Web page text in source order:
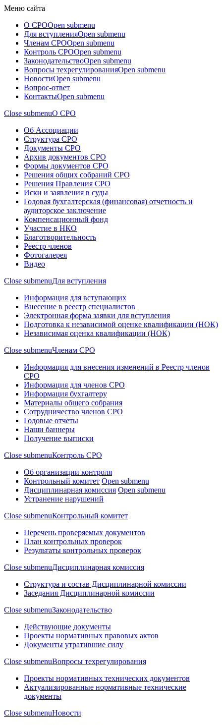
Меню сайта
О СРОOpen submenu
Для вступленияOpen submenu
Членам СРОOpen submenu
Контроль СРОOpen submenu
ЗаконодательствоOpen submenu
Вопросы техрегулированияOpen submenu
НовостиOpen submenu
Вопрос-ответ
КонтактыOpen submenu
Close submenuО СРО
Об Ассоциации
Структура СРО
Документы СРО
Архив документов СРО
Формы документов СРО
Решения общих собраний СРО
Решения Правления СРО
Иски и заявления в суды
Годовая бухгалтерская (финансовая) отчетность и
аудиторское заключение
Компенсационный фонд
Участие в НКО
Благотворительность
Реестр членов
Фотогалерея
Видео
Close submenuДля вступления
Информация для вступающих
Внесение в реестр специалистов
Электронная форма заявки для вступления
Подготовка к независимой оценке квалификации (НОК)
Независимая оценка квалификации (НОК)
Close submenuЧленам СРО
Информация для внесения изменений в Реестр членов
СРО
Информация для членов СРО
Информация бухгалтеру
Материалы общего собрания
Сотрудничество членов СРО
Годовые отчеты
Наши баннеры
Получение выписки
Close submenuКонтроль СРО
Об организации контроля
Контрольный комитет Open submenu
Дисциплинарная комиссия Open submenu
Устранение нарушений
Close submenuКонтрольный комитет
Перечень проверяемых документов
План контрольных проверок
Результаты контрольных проверок
Close submenuДисциплинарная комиссия
Структура и состав Дисциплинарной комиссии
Заседания Дисциплинарной комиссии
Close submenuЗаконодательство
Действующие документы
Проекты нормативных правовых актов
Документы утратившие силу
Close submenuВопросы техрегулирования
Проекты нормативных технических документов
Актуализированные нормативные технические
документы
Close submenuНовости